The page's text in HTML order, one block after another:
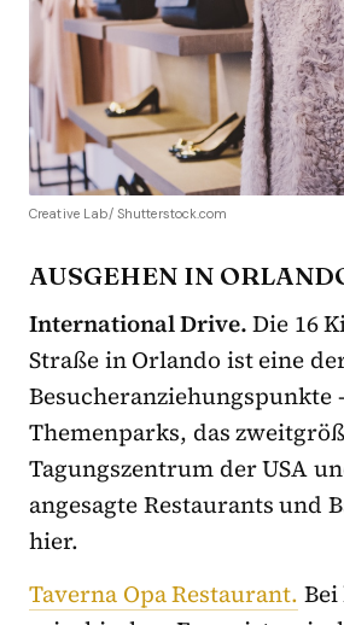
Creative Lab/ Shutterstock.com
AUSGEHEN IN
International Drive.Die 16
Straße in Orlando ist eine
Besucheranziehungspunkte
Themenparks, das
Tagungszentrum der USA
angesagte Restaurants und
hier.
Taverna Opa Restaurant.